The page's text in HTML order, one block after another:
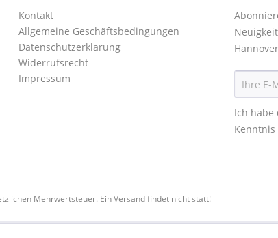
Kontakt
Allgemeine Geschäftsbedingungen
Datenschutzerklärung
Widerrufsrecht
Impressum
Ich habe
Kenntnis
Mehrwertsteuer. Ein Versand findet nicht statt!